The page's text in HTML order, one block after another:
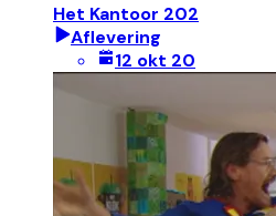
Het Kantoor 202
Aflevering
12 okt 20